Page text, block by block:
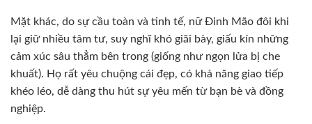
Mặt khác, do sự cầu toàn và tinh tế, nữ Đinh Mão đôi khi
lại giữ nhiều tâm tư, suy nghĩ khó giãi bày, giấu kín những
cảm xúc sâu thẳm bên trong (giống như ngọn lửa bị che
khuất). Họ rất yêu chuộng cái đẹp, có khả năng giao tiếp
khéo léo, dễ dàng thu hút sự yêu mến từ bạn bè và đồng
nghiệp.